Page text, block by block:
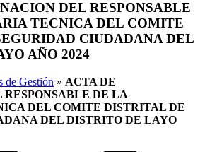
DEL RESPONSABLE
TECNICA DEL COMITE
CIUDADANA DEL
AÑO 2024
de Gestión » ACTA DE
DE LA
DEL COMITE DISTRITAL DE
DEL DISTRITO DE LAYO